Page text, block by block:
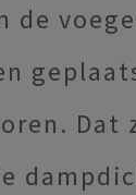
de
Dat